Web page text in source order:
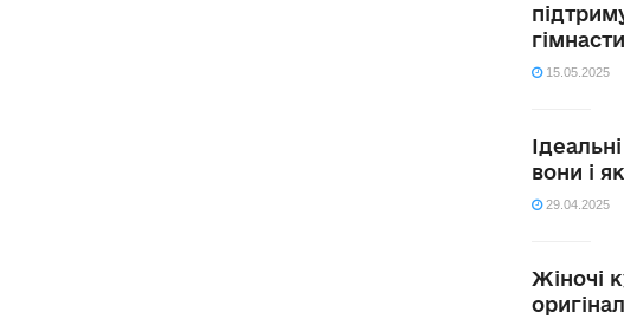
15.05.2025
вони і
29.04.2025
Жіночі